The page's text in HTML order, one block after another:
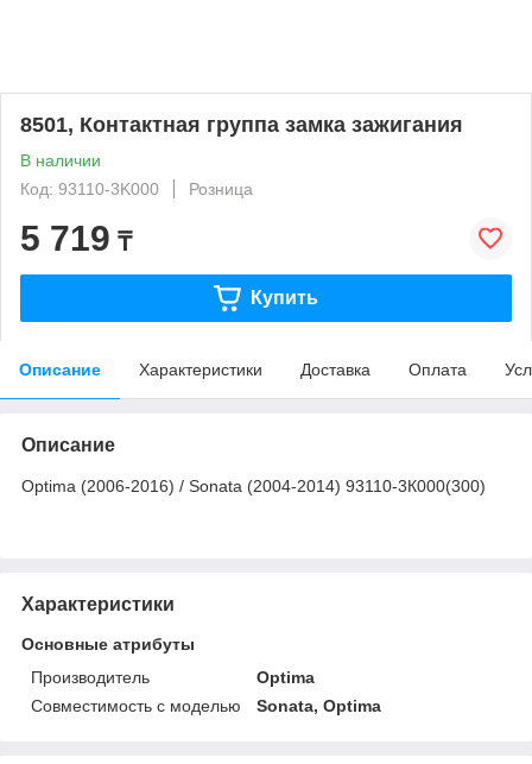
8501, Контактная группа замка зажигания
В наличии
Код: 93110-3K000
Розница
5 719 ₸
Купить
Описание Характеристики Доставка Оплата
Описание
Optima (2006-2016) / Sonata (2004-2014) 93110-3К000(300)
Характеристики
Основные атрибуты
Производитель
Optima
Совместимость с моделью
Sonata, Optima